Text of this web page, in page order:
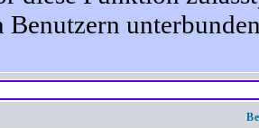
Benutzern